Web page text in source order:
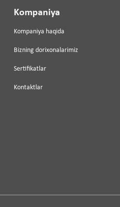
Kompaniya
Kompaniya haqida
Bizning dorixonalarimiz
Sertifikatlar
Kontaktlar